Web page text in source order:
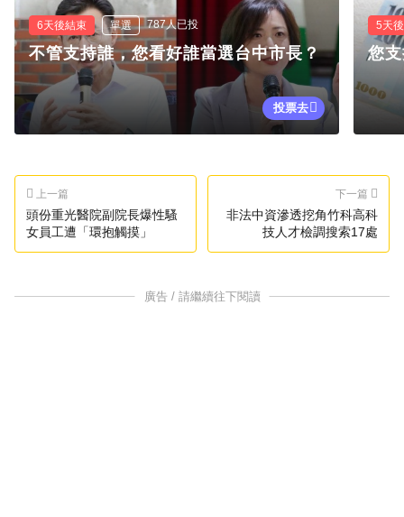
6天後結束 單選 787人已投
不管支持誰，您看好誰當選台中市長？
投票去
5天
您
上一篇
頭份重光醫院副院長爆性騷
女員工遭「環抱觸摸」
下一篇
非法中資滲透挖角竹科高科
技人才檢調搜索17處
廣告 / 請繼續往下閱讀